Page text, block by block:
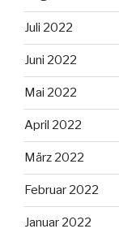
Juli 2022
Juni 2022
Mai 2022
April 2022
März 2022
Februar 2022
Januar 2022